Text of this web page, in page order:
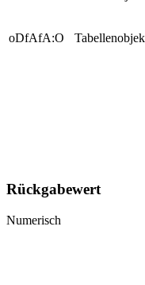
oDfAfA:O
Rückgabewert
Numerisch